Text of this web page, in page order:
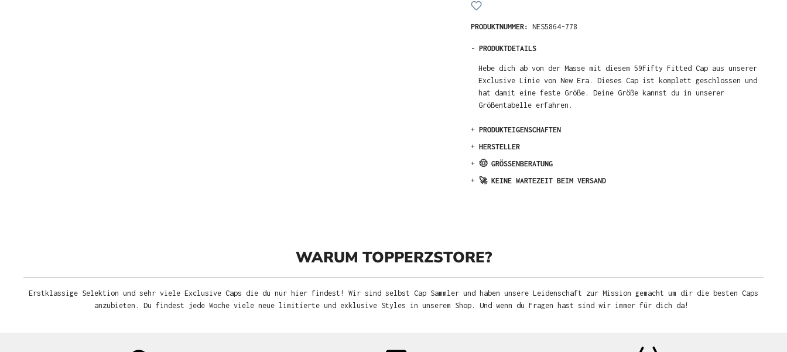
PRODUKTNUMMER: NES5864-778
- PRODUKTDETAILS
Hebe dich ab von der Masse mit diesem 59Fifty Fitted Cap aus unserer
Exclusive Linie von New Era. Dieses Cap ist komplett geschlossen und
hat damit eine feste Größe. Deine Größe kannst du in unserer
Größentabelle erfahren.
+ PRODUKTEIGENSCHAFTEN
+ HERSTELLER
+ 🤠 GRÖSSENBERATUNG
+ 🚀 KEINE WARTEZEIT BEIM VERSAND
WARUM TOPPERZSTORE?
Erstklassige Selektion und sehr viele Exclusive Caps die du nur hier findest! Wir sind selbst Cap Sammler und haben unsere Leidenschaft zur Mission gemacht um dir die besten Caps
anzubieten. Du findest jede Woche viele neue limitierte und exklusive Styles in unserem Shop. Und wenn du Fragen hast sind wir immer für dich da!